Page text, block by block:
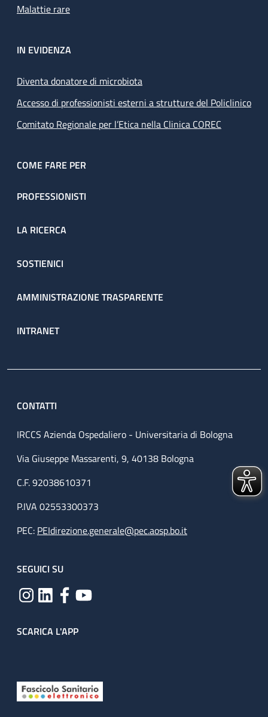
Malattie rare
IN EVIDENZA
Diventa donatore di microbiota
Accesso di professionisti esterni a strutture del Policlinico
Comitato Regionale per l’Etica nella Clinica COREC
COME FARE PER
PROFESSIONISTI
LA RICERCA
SOSTIENICI
AMMINISTRAZIONE TRASPARENTE
INTRANET
CONTATTI
IRCCS Azienda Ospedaliero - Universitaria di Bologna
Via Giuseppe Massarenti, 9, 40138 Bologna
C.F. 92038610371
P.IVA 02553300373
PEC: PEIdirezione.generale@pec.aosp.bo.it
SEGUICI SU
SCARICA L'APP